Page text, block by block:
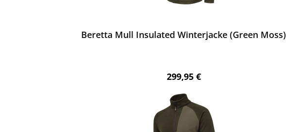
Beretta Mull Insulated Winterjacke (Green Moss)
Regulärer Preis:
299,95 €